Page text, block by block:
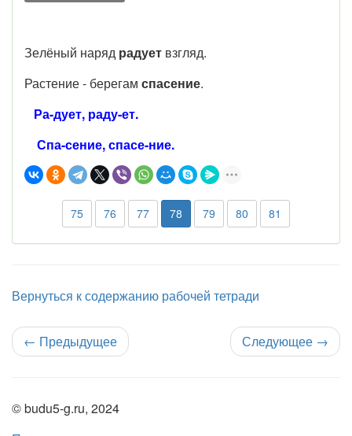
Зелёный наряд радует взгляд.
Растение- берегам спасение.
Ра-дует, раду-ет.
Спа-сение, спасе-ние.
75 76 77 78 79 80 81
Вернуться к содержанию рабочей тетради
← Предыдущее Следующее →
© budu5-g.ru, 2024